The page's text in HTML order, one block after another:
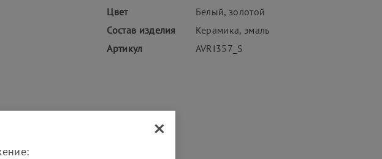
Цвет
Белый, золотой
Состав изделия
Керамика, эмаль
Артикул
AVRI357_S
×